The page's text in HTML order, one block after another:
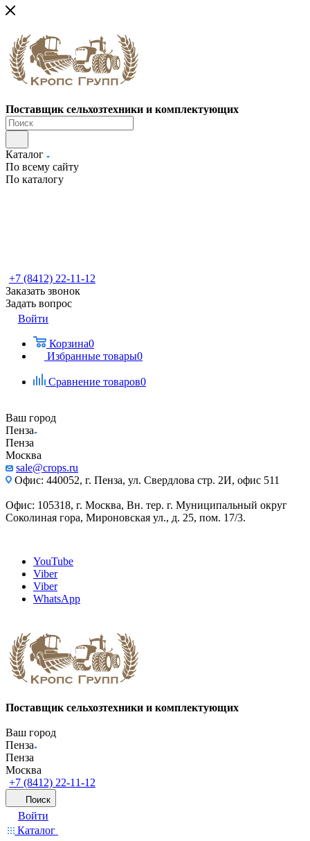
Поставщик сельхозтехники и комплектующих
Каталог
По всему сайту
По каталогу
+7 (8412) 22-11-12
Заказать звонок
Задать вопрос
Войти
Корзина0
Избранные товары0
Сравнение товаров0
Ваш город
Пенза
Пенза
Москва
sale@crops.ru
Офис: 440052, г. Пенза, ул. Свердлова стр. 2И, офис 511
Офис: 105318, г. Москва, Вн. тер. г. Муниципальный округ
Соколиная гора, Мироновская ул., д. 25, пом. 17/3.
YouTube
Viber
Viber
WhatsApp
Поставщик сельхозтехники и комплектующих
Ваш город
Пенза
Пенза
Москва
+7 (8412) 22-11-12
Поиск
Войти
Каталог